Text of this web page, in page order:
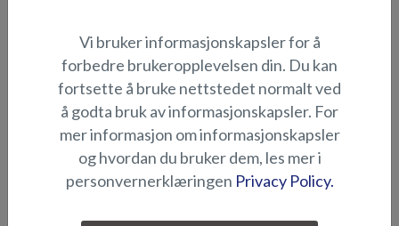
Abloy-låsesett (Puma BRz)
Abloy-låsesystem (Fox
2018-)
Vi bruker informasjonskapsler for å
forbedre brukeropplevelsen din. Du kan
fortsette å bruke nettstedet normalt ved
å godta bruk av informasjonskapsler. For
mer informasjon om informasjonskapsler
og hvordan du bruker dem, les mer i
personvernerklæringen Privacy Policy.